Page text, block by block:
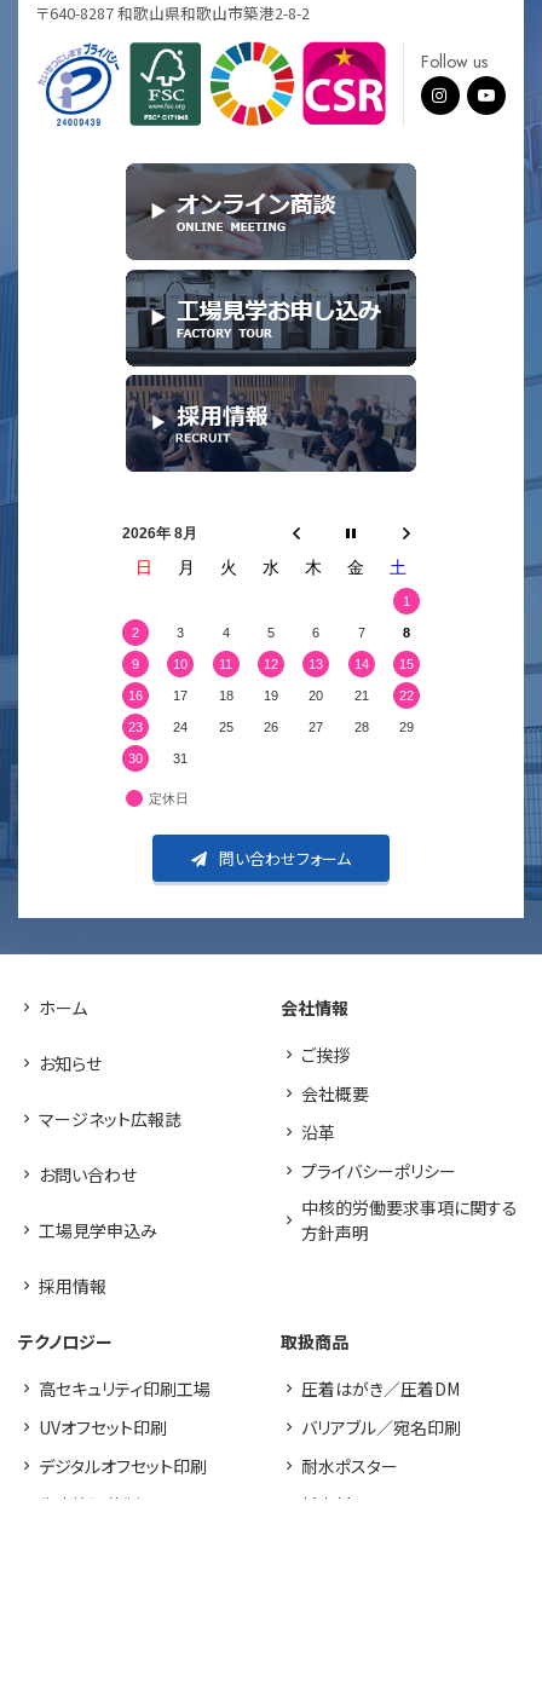
〒640-8287 和歌山県和歌山市築港2-8-2
Follow us
2026年 8月
日 月 火 水 木 金 土
1
2 3 4 5 6 7 8
9 10 11 12 13 14 15
16 17 18 19 20 21 22
23 24 25 26 27 28 29
30 31
定休日
問い合わせフォーム
ホーム
お知らせ
マージネット広報誌
お問い合わせ
工場見学申込み
採用情報
会社情報
ご挨拶
会社概要
沿革
プライバシーポリシー
中核的労働要求事項に関する
方針声明
テクノロジー
高セキュリティ印刷工場
UVオフセット印刷
デジタルオフセット印刷
生産管理体制
取扱商品
圧着はがき／圧着DM
バリアブル／宛名印刷
耐水ポスター
新素材LIMEX